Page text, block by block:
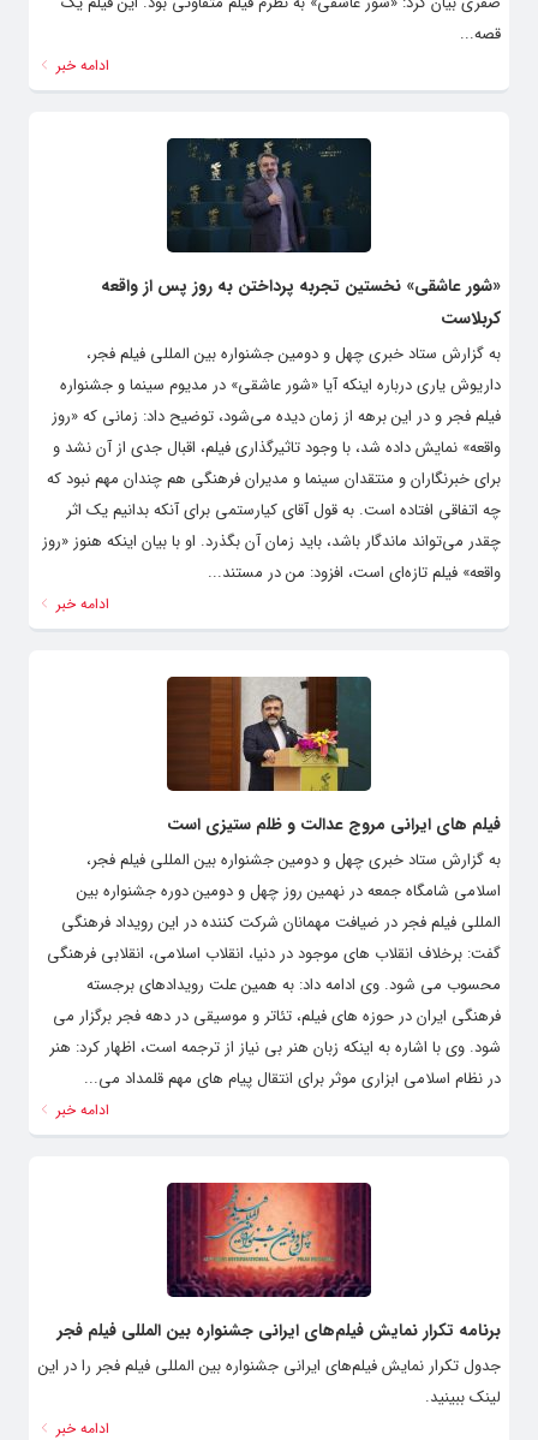
صفری بیان کرد: «شور عاشقی» به نظرم فیلم متفاوتی بود. این فیلم یک
ادامه خبر
«شور عاشقی» نخستین تجربه پرداختن به روز پس از واقعه
کربلاست
به گزارش ستاد خبری چهل و دومین جشنواره بین المللی فیلم فجر،
داریوش یاری درباره اینکه آیا «شور عاشقی» در مدیوم سینما و جشنواره
فیلم فجر و در این برهه از زمان دیده می‌شود، توضیح داد: زمانی که «روز
واقعه» نمایش داده شد، با وجود تاثیرگذاری فیلم، اقبال جدی از آن نشد و
برای خبرنگاران و منتقدان سینما و مدیران فرهنگی هم چندان مهم نبود که
چه اتفاقی افتاده است. به قول آقای کیارستمی برای آنکه بدانیم یک اثر
چقدر می‌تواند ماندگار باشد، باید زمان آن بگذرد. او با بیان اینکه هنوز «روز
ادامه خبر
فیلم های ایرانی مروج عدالت و ظلم ستیزی است
به گزارش ستاد خبری چهل و دومین جشنواره بین المللی فیلم فجر،
اسلامی شامگاه جمعه در نهمین روز چهل و دومین دوره جشنواره بین
المللی فیلم فجر در ضیافت مهمانان شرکت کننده در این رویداد فرهنگی
گفت: برخلاف انقلاب های موجود در دنیا، انقلاب اسلامی، انقلابی فرهنگی
محسوب می شود. وی ادامه داد: به همین علت رویدادهای برجسته
فرهنگی ایران در حوزه های فیلم، تئاتر و موسیقی در دهه فجر برگزار می
شود. وی با اشاره به اینکه زبان هنر بی نیاز از ترجمه است، اظهار کرد: هنر
در نظام اسلامی ابزاری موثر برای انتقال پیام های مهم قلمداد می...
ادامه خبر
برنامه تکرار نمایش فیلم‌های ایرانی جشنواره بین المللی فیلم فجر
جدول تکرار نمایش فیلم‌های ایرانی جشنواره بین المللی فیلم فجر را در این